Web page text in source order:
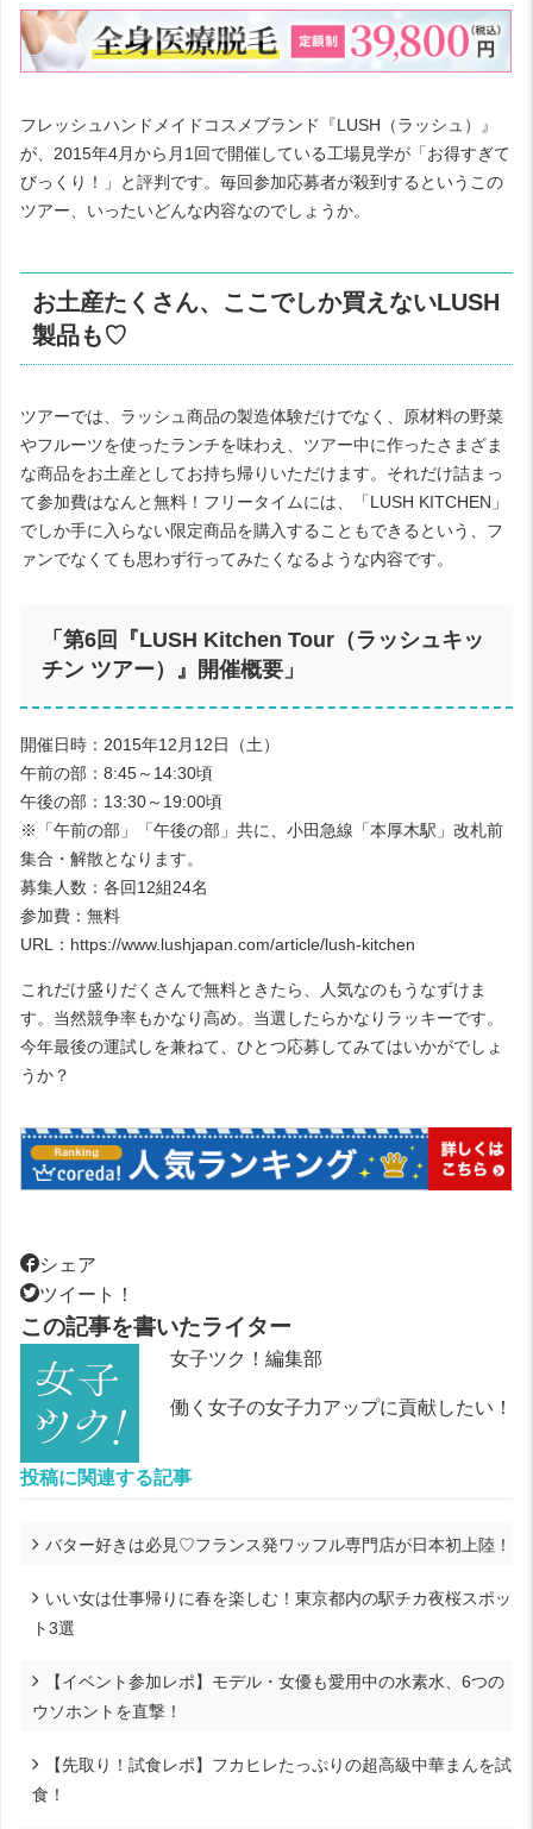
フレッシュハンドメイドコスメブランド『LUSH（ラッシュ）』
が、2015年4月から月1回で開催している工場見学が「お得すぎて
びっくり！」と評判です。毎回参加応募者が殺到するというこの
ツアー、いったいどんな内容なのでしょうか。
お土産たくさん、ここでしか買えないLUSH
製品も♡
ツアーでは、ラッシュ商品の製造体験だけでなく、原材料の野菜
やフルーツを使ったランチを味わえ、ツアー中に作ったさまざま
な商品をお土産としてお持ち帰りいただけます。それだけ詰まっ
て参加費はなんと無料！フリータイムには、「LUSH KITCHEN」
でしか手に入らない限定商品を購入することもできるという、フ
ァンでなくても思わず行ってみたくなるような内容です。
「第6回『LUSH Kitchen Tour（ラッシュキッ
チン ツアー）』開催概要」
開催日時：2015年12月12日（土）
午前の部：8:45～14:30頃
午後の部：13:30～19:00頃
※「午前の部」「午後の部」共に、小田急線「本厚木駅」改札前
集合・解散となります。
募集人数：各回12組24名
参加費：無料
URL：https://www.lushjapan.com/article/lush-kitchen
これだけ盛りだくさんで無料ときたら、人気なのもうなずけま
す。当然競争率もかなり高め。当選したらかなりラッキーです。
今年最後の運試しを兼ねて、ひとつ応募してみてはいかがでしょ
うか？
シェア
ツイート！
この記事を書いたライター
女子ツク！編集部
働く女子の女子力アップに貢献したい！
投稿に関連する記事
バター好きは必見♡フランス発ワッフル専門店が日本初上陸！
いい女は仕事帰りに春を楽しむ！東京都内の駅チカ夜桜スポッ
ト3選
【イベント参加レポ】モデル・女優も愛用中の水素水、6つの
ウソホントを直撃！
【先取り！試食レポ】フカヒレたっぷりの超高級中華まんを試
食！